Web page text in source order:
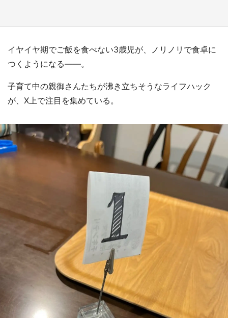
イヤイヤ期でご飯を食べない3歳児が、ノリノリで食卓に
つくようになる――。
子育て中の親御さんたちが沸き立ちそうなライフハック
が、X上で注目を集めている。